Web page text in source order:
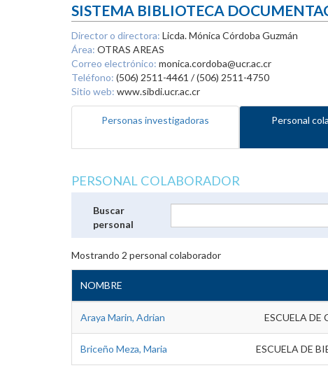
SISTEMA BIBLIOTECA
Director o directora: Licda. Mónica Córdoba Guzmán
Área: OTRAS AREAS
Correo electrónico: monica.cordoba@ucr.ac.cr
Teléfono: (506) 2511-4461 / (506) 2511-4750
Sitio web: www.sibdi.ucr.ac.cr
Personas investigadoras Personal
PERSONAL COLABORADOR
Buscar
personal
Mostrando 2 personal colaborador
NOMBRE
Araya Marin, Adrian ESCUELA
Briceño Meza, Maria ESCUELA DE